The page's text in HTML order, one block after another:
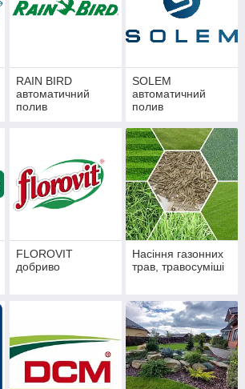
RAIN BIRD
автоматичний
полив
SOLEM
автоматичний
полив
FLOROVIT
добриво
Насіння газонних
трав, травосуміші